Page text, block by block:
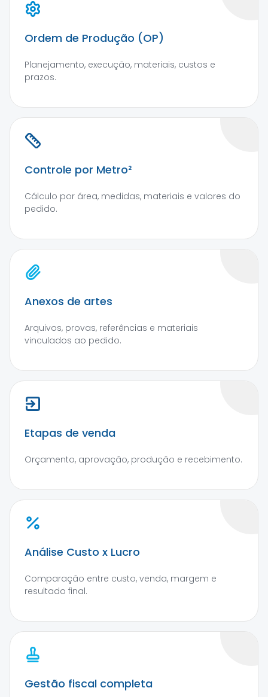
Ordem de Produção (OP)
Planejamento, execução, materiais, custos e
prazos.
Controle por Metro²
Cálculo por área, medidas, materiais e valores do
pedido.
Anexos de artes
Arquivos, provas, referências e materiais
vinculados ao pedido.
Etapas de venda
Orçamento, aprovação, produção e recebimento.
Análise Custo x Lucro
Comparação entre custo, venda, margem e
resultado final.
Gestão fiscal completa